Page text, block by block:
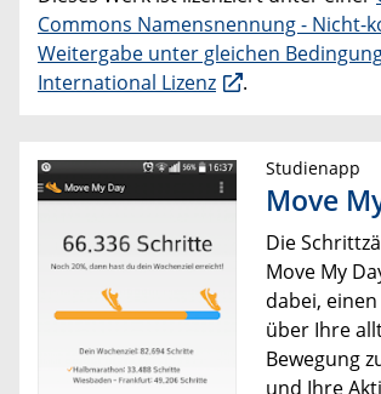
Commons Namensnennung - Nicht-
Weitergabe unter gleichen
International Lizenz
.
Studienapp
Move
Die
Move My
dabei,
über Ihre
Bewegung
und Ihre